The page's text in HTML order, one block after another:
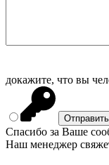
докажите, что вы
Спасибо за Ваше
Наш менеджер